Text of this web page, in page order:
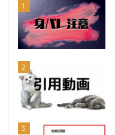
1
2
3